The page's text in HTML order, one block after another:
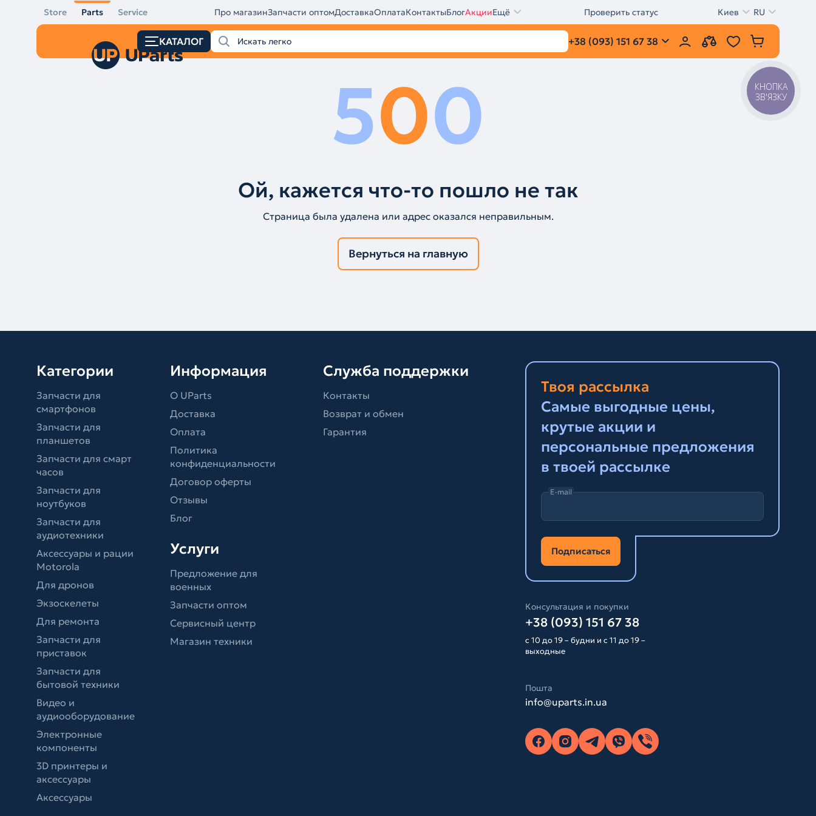
Store Parts Service Про магазинЗапчасти оптомДоставкаОплатаКонтактыБлогАкцииЕщё Проверить статус Киев RU
КАТАЛОГ +38 (093) 151 67 38
500
Ой, кажется что-то пошло не так
Страница была удалена или адрес оказался неправильным.
Вернуться на главную
Категории
Запчасти для
смартфонов
Запчасти для
планшетов
Запчасти для смарт
часов
Запчасти для
ноутбуков
Запчасти для
аудиотехники
Аксессуары и рации
Motorola
Для дронов
Экзоскелеты
Для ремонта
Запчасти для
приставок
Запчасти для
бытовой техники
Видео и
аудиооборудование
Электронные
компоненты
3D принтеры и
аксессуары
Аксессуары
Информация
О UParts
Доставка
Оплата
Политика
конфиденциальности
Договор оферты
Отзывы
Блог
Услуги
Предложение для
военных
Запчасти оптом
Сервисный центр
Магазин техники
Служба поддержки
Контакты
Возврат и обмен
Гарантия
Твоя рассылка
Самые выгодные цены,
крутые акции и
персональные предложения
в твоей рассылке
E-mail
Подписаться
Консультация и покупки
+38 (093) 151 67 38
с 10 до 19 – будни и с 11 до 19 –
выходные
Пошта
info@uparts.in.ua
КНОПКА
ЗВ'ЯЗКУ